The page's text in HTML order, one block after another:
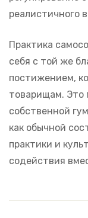
реалистичного
Практика
себя с той же
постижением,
товарищам. Это
собственной
как обычной
практики и
содействия